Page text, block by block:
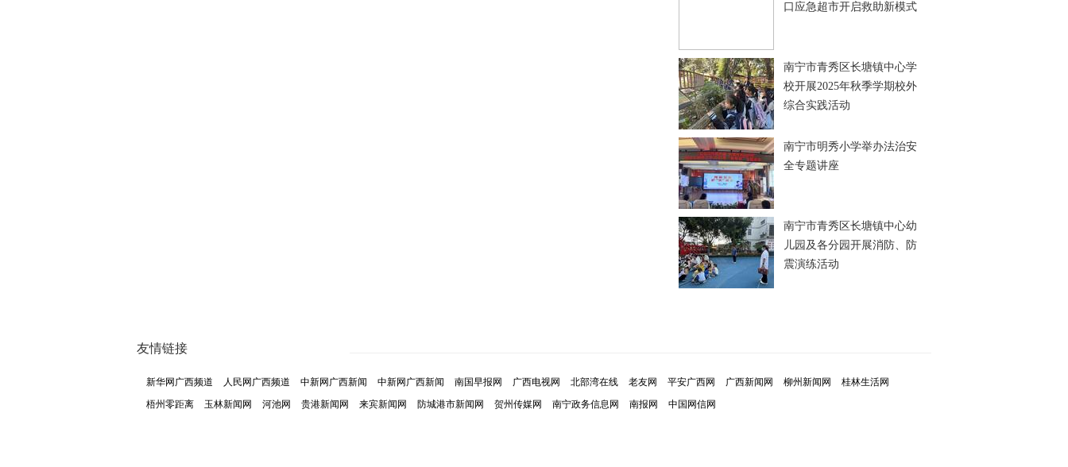
口应急超市开启救助新模式
南宁市青秀区长塘镇中心学
校开展2025年秋季学期校外
综合实践活动
南宁市明秀小学举办法治安
全专题讲座
南宁市青秀区长塘镇中心幼
儿园及各分园开展消防、防
震演练活动
友情链接
新华网广西频道 人民网广西频道 中新网广西新闻 中新网广西新闻 南国早报网 广西电视网 北部湾在线 老友网 平安广西网 广西新闻网 柳州新闻网
桂林生活网
梧州零距离
玉林新闻网 河池网 贵港新闻网 来宾新闻网 防城港市新闻网 贺州传媒网 南宁政务信息网 南报网 中国网信网